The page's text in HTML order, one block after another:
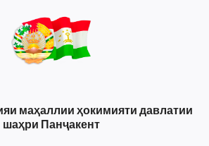
маҳаллии ҳокимияти давлатии
шаҳри Панҷакент